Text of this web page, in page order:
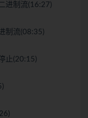
进制流(16:27)
制流(08:35)
止(20:15)